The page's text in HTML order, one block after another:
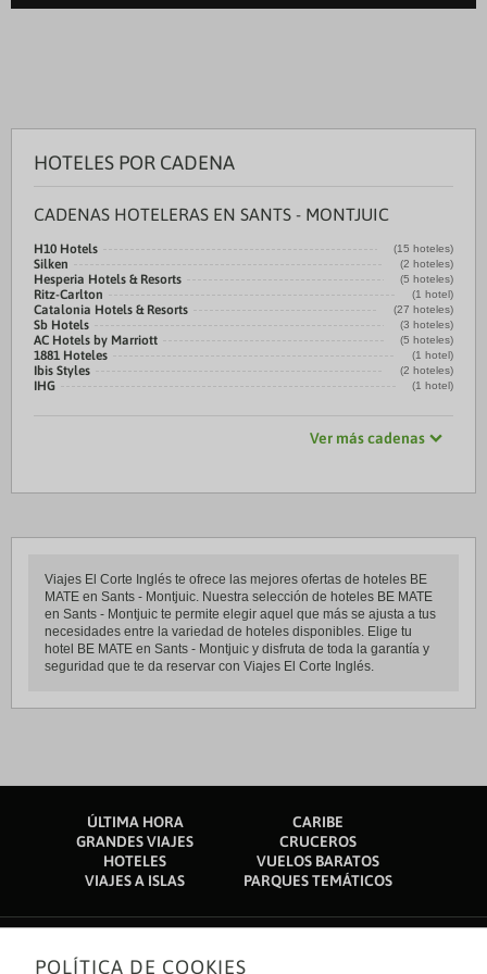
HOTELES POR CADENA
CADENAS HOTELERAS EN SANTS - MONTJUIC
H10 Hotels (15 hoteles)
Silken (2 hoteles)
Hesperia Hotels & Resorts (5 hoteles)
Ritz-Carlton (1 hotel)
Catalonia Hotels & Resorts (27 hoteles)
Sb Hotels (3 hoteles)
AC Hotels by Marriott (5 hoteles)
1881 Hoteles (1 hotel)
Ibis Styles (2 hoteles)
IHG (1 hotel)
Ver más cadenas
Viajes El Corte Inglés te ofrece las mejores ofertas de hoteles BE
MATE en Sants - Montjuic. Nuestra selección de hoteles BE MATE
en Sants - Montjuic te permite elegir aquel que más se ajusta a tus
necesidades entre la variedad de hoteles disponibles. Elige tu
hotel BE MATE en Sants - Montjuic y disfruta de toda la garantía y
seguridad que te da reservar con Viajes El Corte Inglés.
ÚLTIMA HORA
CARIBE
GRANDES VIAJES
CRUCEROS
HOTELES
VUELOS BARATOS
VIAJES A ISLAS
PARQUES TEMÁTICOS
POLÍTICA DE COOKIES